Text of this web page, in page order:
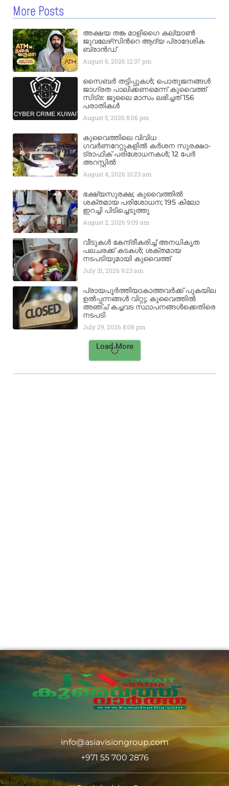
More Posts
അക്ഷയ തങ്ക മാളിഗൈ കല്യാണ്‍
ജുവലേഴ്‌സിന്‍റെ ആദ്യ പ്രാദേശിക
ബ്രാന്‍ഡ്
August 6, 2026 12:37 pm
സൈബർ തട്ടിപ്പുകൾ; പൊതുജനങ്ങൾ
ജാഗ്രത പാലിക്കണമെന്ന് കുവൈത്ത്
സിട്ര: ജൂലൈ മാസം ലഭിച്ചത് 156
പരാതികൾ
August 5, 20268:06 pm
കുവൈത്തിലെ വിവിധ
ഗവർണറേറ്റുകളിൽ കർശന സുരക്ഷാ-
ട്രാഫിക് പരിശോധനകൾ; 12 പേർ
അറസ്റ്റിൽ
August 4, 2026 10:23 am
ഭക്ഷ്യസുരക്ഷ; കുവൈത്തിൽ
ശക്തമായ പരിശോധന; 195 കിലോ
ഇറച്ചി പിടിച്ചെടുത്തു
August 2, 20269:09 am
വീടുകൾ കേന്ദ്രീകരിച്ച് അനധികൃത
പലചരക്ക് കടകൾ; ശക്തമായ
നടപടിയുമായി കുവൈത്ത്
July 31, 20269:23 am
പ്രായപൂർത്തിയാകാത്തവർക്ക് പുകയില
ഉൽപ്പന്നങ്ങൾ വിറ്റു; കുവൈത്തിൽ
അഞ്ച് കച്ചവട സ്ഥാപനങ്ങൾക്കെതിരെ
നടപടി
July 29, 20268:08 pm
Load More
info@asiavisiongroup.com
+971 55 700 2876